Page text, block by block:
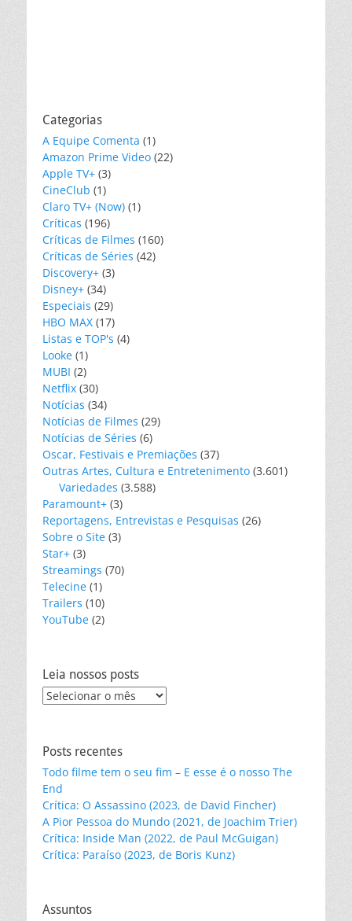
Categorias
A Equipe Comenta (1)
Amazon Prime Video (22)
Apple TV+ (3)
CineClub (1)
Claro TV+ (Now) (1)
Críticas (196)
Críticas de Filmes (160)
Críticas de Séries (42)
Discovery+ (3)
Disney+ (34)
Especiais (29)
HBO MAX (17)
Listas e TOP's (4)
Looke (1)
MUBI (2)
Netflix (30)
Notícias (34)
Notícias de Filmes (29)
Notícias de Séries (6)
Oscar, Festivais e Premiações (37)
Outras Artes, Cultura e Entretenimento (3.601)
Variedades (3.588)
Paramount+ (3)
Reportagens, Entrevistas e Pesquisas (26)
Sobre o Site (3)
Star+ (3)
Streamings (70)
Telecine (1)
Trailers (10)
YouTube (2)
Leia nossos posts
Leia
Posts recentes
Todo filme tem o seu fim – E esse é o nosso The
End
Crítica: O Assassino (2023, de David Fincher)
A Pior Pessoa do Mundo (2021, de Joachim Trier)
Crítica: Inside Man (2022, de Paul McGuigan)
Crítica: Paraíso (2023, de Boris Kunz)
Assuntos